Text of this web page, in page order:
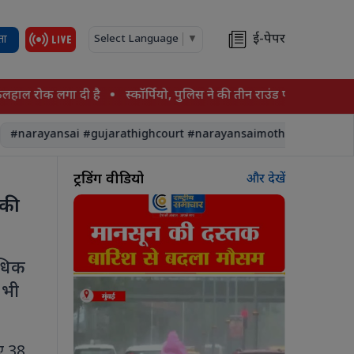
Select Language ▼ ई-पेपर
रोक लगा दी है स्कॉर्पियो, पुलिस ने की तीन राउंड फायरिंग; चालक
#gujarathighcourt #narayansaimother #asharam
ट्रेंडिंग वीडियो और देखें